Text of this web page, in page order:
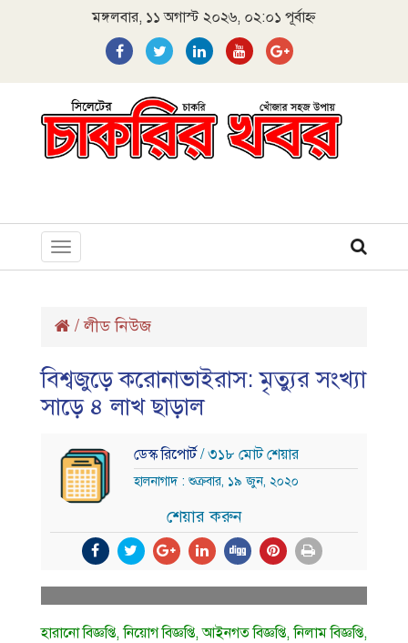
মঙ্গলবার, ১১ অগাস্ট ২০২৬, ০২:০১ পূর্বাহ্ন
Toggle
navigation
/লীড নিউজ
বিশ্বজুড়ে করোনাভাইরাস: মৃত্যুর সংখ্যা
সাড়ে ৪ লাখ ছাড়াল
ডেস্ক রিপোর্ট/ ৩১৮ মোট শেয়ার
হালনাগাদ : শুক্রবার, ১৯ জুন, ২০২০
শেয়ার করুন
হারানো বিজ্ঞপ্তি, নিয়োগ বিজ্ঞপ্তি, আইনগত বিজ্ঞপ্তি, নিলাম বিজ্ঞপ্তি,